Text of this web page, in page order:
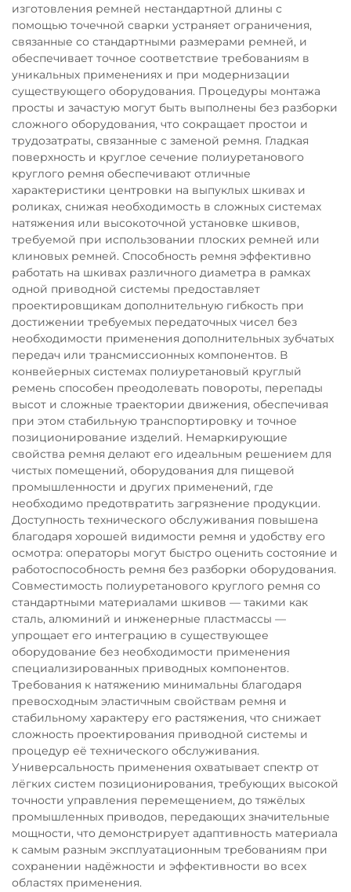
изготовления ремней нестандартной длины с
помощью точечной сварки устраняет ограничения,
связанные со стандартными размерами ремней, и
обеспечивает точное соответствие требованиям в
уникальных применениях и при модернизации
существующего оборудования. Процедуры монтажа
просты и зачастую могут быть выполнены без разборки
сложного оборудования, что сокращает простои и
трудозатраты, связанные с заменой ремня. Гладкая
поверхность и круглое сечение полиуретанового
круглого ремня обеспечивают отличные
характеристики центровки на выпуклых шкивах и
роликах, снижая необходимость в сложных системах
натяжения или высокоточной установке шкивов,
требуемой при использовании плоских ремней или
клиновых ремней. Способность ремня эффективно
работать на шкивах различного диаметра в рамках
одной приводной системы предоставляет
проектировщикам дополнительную гибкость при
достижении требуемых передаточных чисел без
необходимости применения дополнительных зубчатых
передач или трансмиссионных компонентов. В
конвейерных системах полиуретановый круглый
ремень способен преодолевать повороты, перепады
высот и сложные траектории движения, обеспечивая
при этом стабильную транспортировку и точное
позиционирование изделий. Немаркирующие
свойства ремня делают его идеальным решением для
чистых помещений, оборудования для пищевой
промышленности и других применений, где
необходимо предотвратить загрязнение продукции.
Доступность технического обслуживания повышена
благодаря хорошей видимости ремня и удобству его
осмотра: операторы могут быстро оценить состояние и
работоспособность ремня без разборки оборудования.
Совместимость полиуретанового круглого ремня со
стандартными материалами шкивов — такими как
сталь, алюминий и инженерные пластмассы —
упрощает его интеграцию в существующее
оборудование без необходимости применения
специализированных приводных компонентов.
Требования к натяжению минимальны благодаря
превосходным эластичным свойствам ремня и
стабильному характеру его растяжения, что снижает
сложность проектирования приводной системы и
процедур её технического обслуживания.
Универсальность применения охватывает спектр от
лёгких систем позиционирования, требующих высокой
точности управления перемещением, до тяжёлых
промышленных приводов, передающих значительные
мощности, что демонстрирует адаптивность материала
к самым разным эксплуатационным требованиям при
сохранении надёжности и эффективности во всех
областях применения.